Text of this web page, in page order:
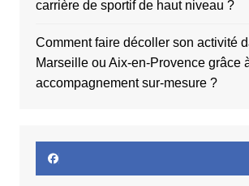
carrière de sportif de haut niveau ?
Comment faire décoller son activité
Marseille ou Aix-en-Provence grâce
accompagnement sur-mesure ?